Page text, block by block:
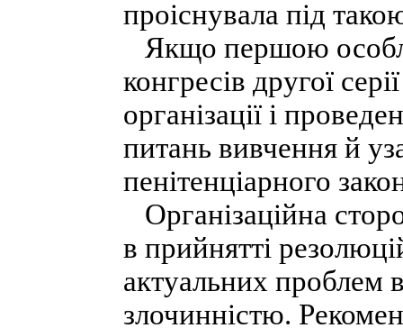
проіснувала під
Якщо першою
конгресів другої
організації і
питань вивчення й
пенітенціарного
Організаційна
в прийнятті
актуальних проблем
злочинністю.